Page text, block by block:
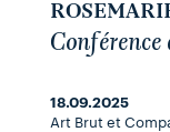
18.09.2025
Art Brut et